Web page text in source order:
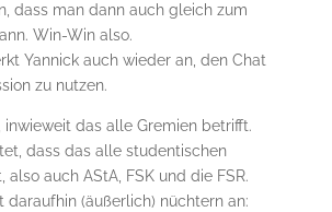
dass man dann auch gleich zum
Win-Win also.
Yannick auch wieder an, den Chat
zu nutzen.
inwieweit das alle Gremien betrifft.
dass das alle studentischen
also auch AStA, FSK und die FSR.
daraufhin (äußerlich) nüchtern an: